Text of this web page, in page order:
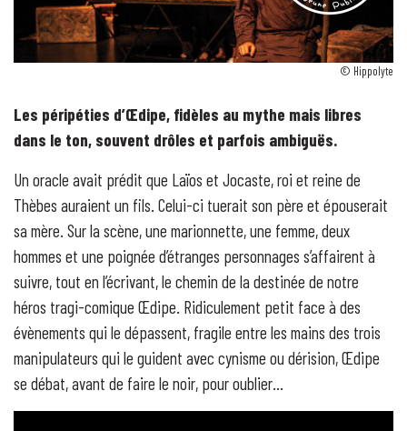
© Hippolyte
Les péripéties d’Œdipe, fidèles au mythe mais libres
dans le ton, souvent drôles et parfois ambiguës.
Un oracle avait prédit que Laïos et Jocaste, roi et reine de
Thèbes auraient un fils. Celui-ci tuerait son père et épouserait
sa mère. Sur la scène, une marionnette, une femme, deux
hommes et une poignée d’étranges personnages s’affairent à
suivre, tout en l’écrivant, le chemin de la destinée de notre
héros tragi-comique Œdipe. Ridiculement petit face à des
évènements qui le dépassent, fragile entre les mains des trois
manipulateurs qui le guident avec cynisme ou dérision, Œdipe
se débat, avant de faire le noir, pour oublier...